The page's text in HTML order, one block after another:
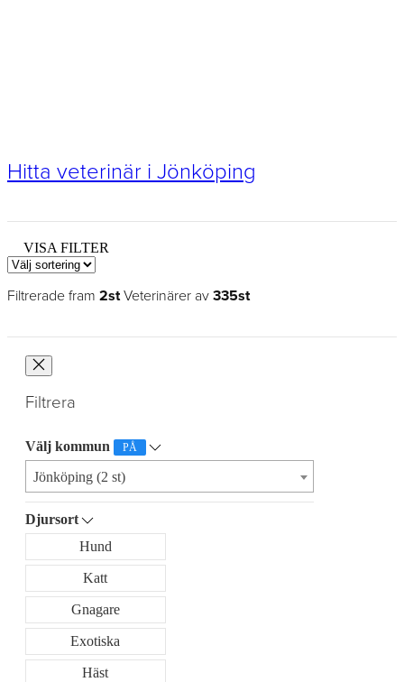
Hitta veterinär i Jönköping
VISA FILTER
Filtrerade fram 2stVeterinärer av 335st
Filtrera
Välj kommun PÅ
Jönköping (2 st)
Djursort
Hund
Katt
Gnagare
Exotiska
Häst